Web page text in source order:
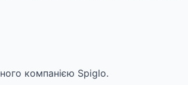
компанією Spiglo.